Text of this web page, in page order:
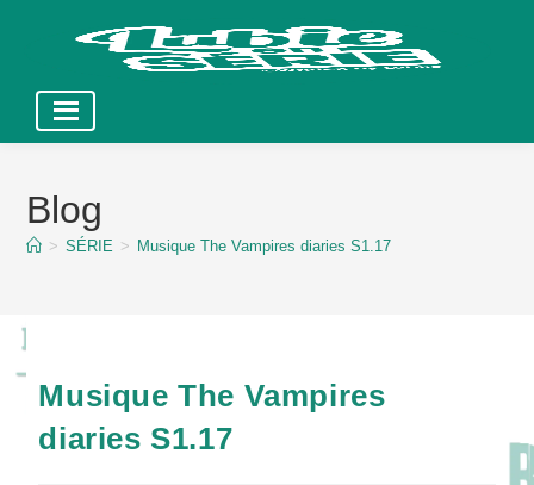
contentBlog
> SÉRIE > Musique The Vampires diaries S1.17
Musique The Vampires
diaries S1.17